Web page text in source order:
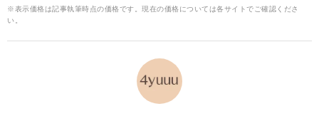
※表示価格は記事執筆時点の価格です。現在の価格については各サイトでご確認くださ
い。